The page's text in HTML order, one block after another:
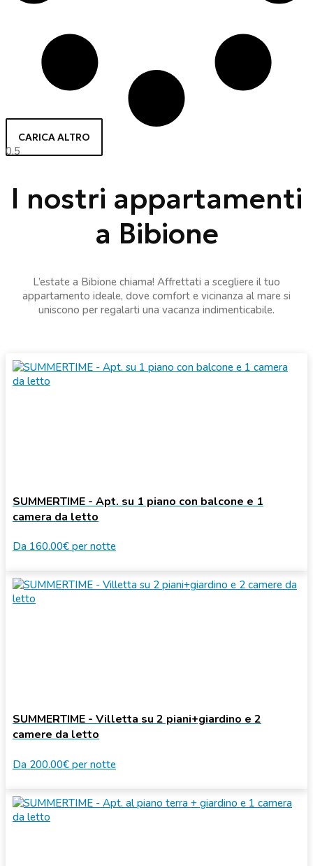
CARICA ALTRO
I nostri appartamenti
a Bibione
L’estate a Bibione chiama! Affrettati a scegliere il tuo
appartamento ideale, dove comfort e vicinanza al mare si
uniscono per regalarti una vacanza indimenticabile.
SUMMERTIME - Apt. su 1 piano con balcone e 1
camera da letto
Da 160.00€ per notte
SUMMERTIME - Villetta su 2 piani+giardino e 2
camere da letto
Da 200.00€ per notte